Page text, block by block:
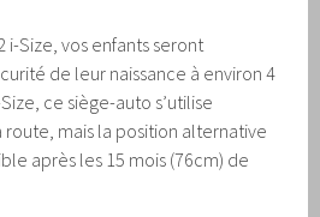
i-Size, vos enfants seront
de leur naissance à environ 4
ce siège-auto s’utilise
mais la position alternative
après les 15 mois (76cm) de